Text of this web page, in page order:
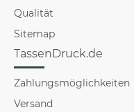
Qualität
Sitemap
TassenDruck.de
Zahlungsmöglichkeiten
Versand